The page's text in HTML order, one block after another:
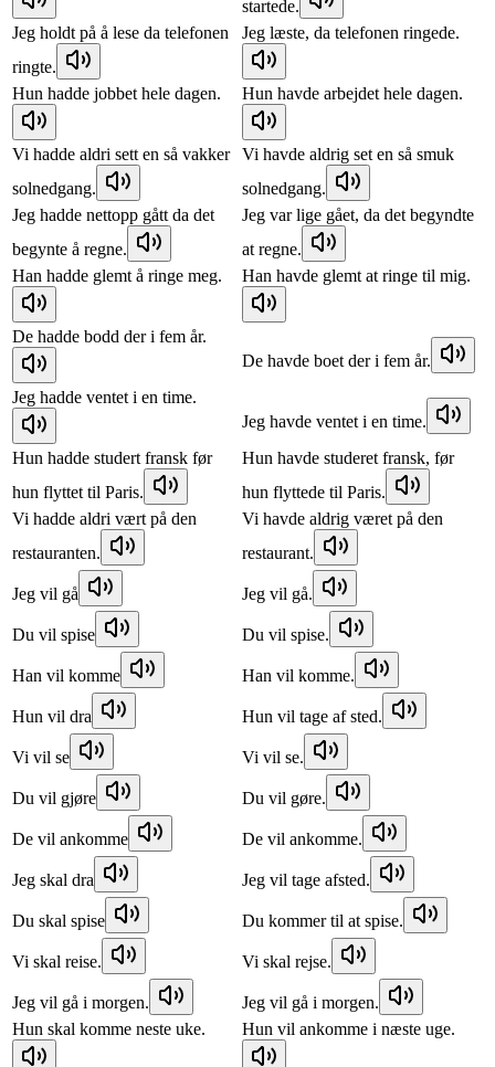
startede.
Jeg holdt på å lese da telefonen
ringte.
Jeg læste, da telefonen ringede.
Hun hadde jobbet hele dagen. Hun havde arbejdet hele dagen.
Vi hadde aldri sett en så vakker
solnedgang.
Vi havde aldrig set en så smuk
solnedgang.
Jeg hadde nettopp gått da det
begynte å regne.
Jeg var lige gået, da det begyndte
at regne.
Han hadde glemt å ringe meg.
Han havde glemt at ringe til mig.
De hadde bodd der i fem år.
De havde boet der i fem år.
Jeg hadde ventet i en time.
Jeg havde ventet i en time.
Hun hadde studert fransk før
hun flyttet til Paris.
Hun havde studeret fransk, før
hun flyttede til Paris.
Vi hadde aldri vært på den
restauranten.
Vi havde aldrig været på den
restaurant.
Jeg vil gå Jeg vil gå.
Du vil spise Du vil spise.
Han vil komme Han vil komme.
Hun vil dra Hun vil tage af sted.
Vi vil se Vi vil se.
Du vil gjøre Du vil gøre.
De vil ankomme De vil ankomme.
Jeg skal dra Jeg vil tage afsted.
Du skal spise Du kommer til at spise.
Vi skal reise. Vi skal rejse.
Jeg vil gå i morgen.
Jeg vil gå i morgen.
Hun skal komme neste uke.
Hun vil ankomme i næste uge.